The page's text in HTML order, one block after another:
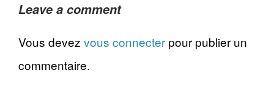
Leave a comment
Vous devez vous connecter pour publier un
commentaire.